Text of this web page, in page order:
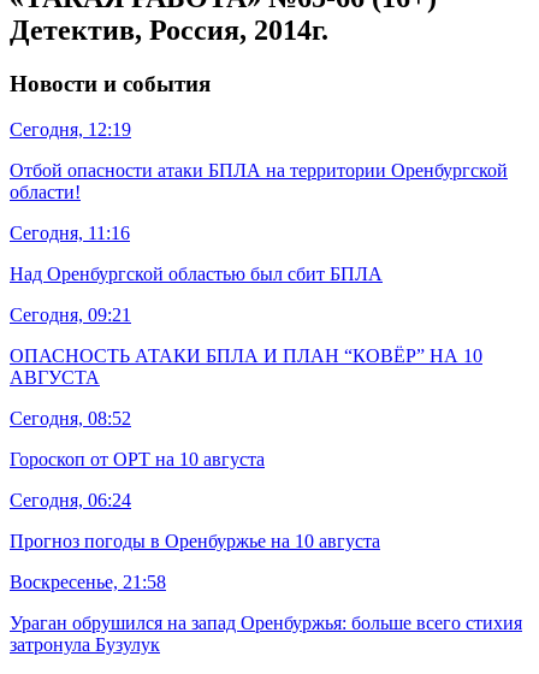
Детектив, Россия, 2014г.
Новости и события
Сегодня, 12:19
Отбой опасности атаки БПЛА на территории Оренбургской
области!
Сегодня, 11:16
Над Оренбургской областью был сбит БПЛА
Сегодня, 09:21
ОПАСНОСТЬ АТАКИ БПЛА И ПЛАН “КОВЁР” НА 10
АВГУСТА
Сегодня, 08:52
Гороскоп от ОРТ на 10 августа
Сегодня, 06:24
Прогноз погоды в Оренбуржье на 10 августа
Воскресенье, 21:58
Ураган обрушился на запад Оренбуржья: больше всего стихия
затронула Бузулук